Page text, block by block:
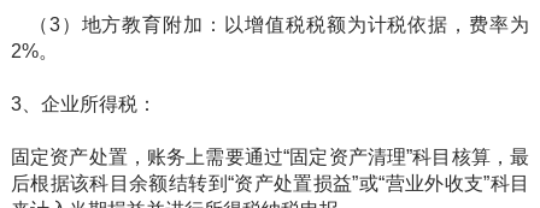
（3）地方教育附加：以增值税税额为计税依据，费率为
2%。
3、企业所得税：
固定资产处置，账务上需要通过“固定资产清理”科目核算，最
后根据该科目余额结转到“资产处置损益”或“营业外收支”科目